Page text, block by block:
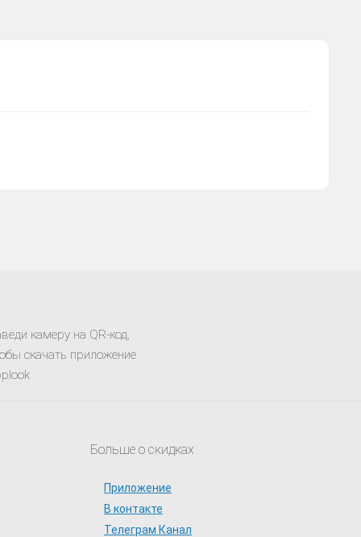
камеру на QR-код,
скачать приложение
Больше о скидках
Приложение
В контакте
Телеграм Канал